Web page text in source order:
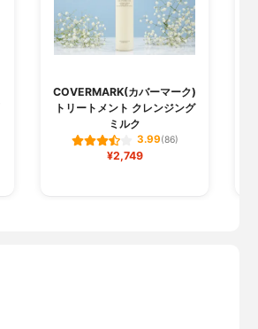
COVERMARK(カバーマーク)
トリートメント クレンジング
ミルク
3.99(86)
¥2,749